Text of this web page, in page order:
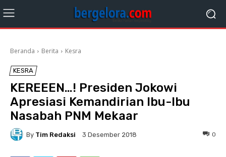
Beranda Berita Kesra
KESRA
KEREEEN…! Presiden Jokowi
Apresiasi Kemandirian Ibu-Ibu
Nasabah PNM Mekaar
By Tim Redaksi 3 Desember 2018 0